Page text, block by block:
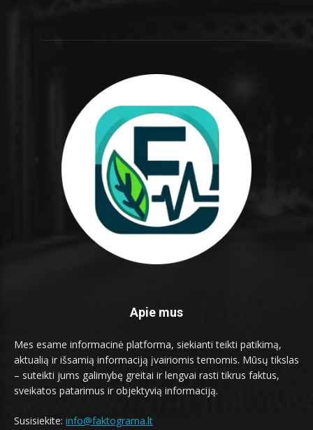
Apie mus
Mes esame informacinė platforma, siekianti teikti patikimą,
aktualią ir išsamią informaciją įvairiomis temomis. Mūsų tikslas
– suteikti jums galimybę greitai ir lengvai rasti tikrus faktus,
sveikatos patarimus ir objektyvią informaciją.
Susisiekite: info@faktograma.lt